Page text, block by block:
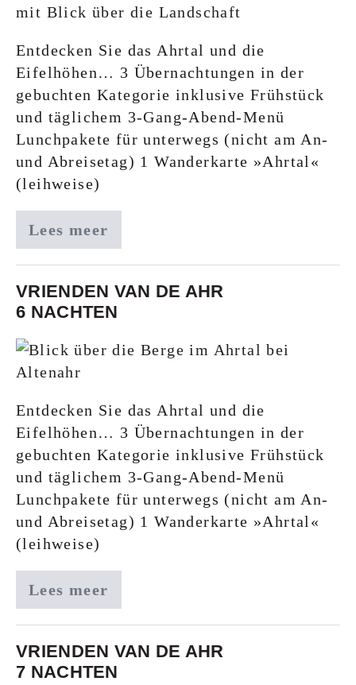
Entdecken Sie das Ahrtal und die
Eifelhöhen… 3 Übernachtungen in der
gebuchten Kategorie inklusive Frühstück
und täglichem 3-Gang-Abend-Menü
Lunchpakete für unterwegs (nicht am An-
und Abreisetag) 1 Wanderkarte »Ahrtal«
(leihweise)
Lees meer
VRIENDEN VAN DE AHR
6 NACHTEN
Entdecken Sie das Ahrtal und die
Eifelhöhen… 3 Übernachtungen in der
gebuchten Kategorie inklusive Frühstück
und täglichem 3-Gang-Abend-Menü
Lunchpakete für unterwegs (nicht am An-
und Abreisetag) 1 Wanderkarte »Ahrtal«
(leihweise)
Lees meer
VRIENDEN VAN DE AHR
7 NACHTEN